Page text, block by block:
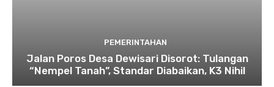
PEMERINTAHAN
Jalan Poros Desa Dewisari Disorot: Tulangan
“Nempel Tanah”, Standar Diabaikan, K3 Nihil